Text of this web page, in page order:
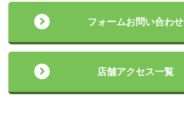
フォームお問い合わせ
店舗アクセス一覧